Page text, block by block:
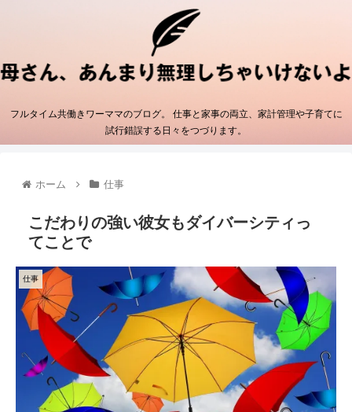
フルタイム共働きワーママのブログ。 仕事と家事の両立、家計管理や子育てに
試行錯誤する日々をつづります。
ホーム 仕事
こだわりの強い彼女もダイバーシティっ
てことで
仕事